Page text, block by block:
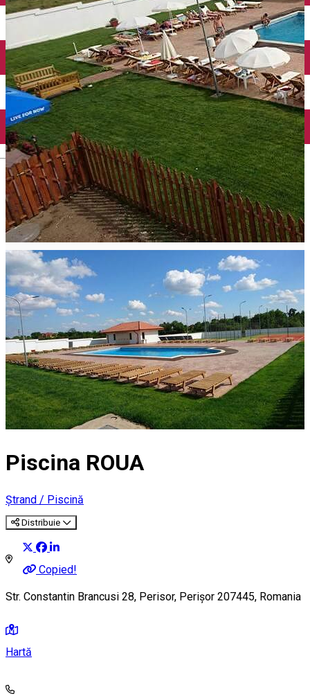
English
Închirieri auto
Închirieri biciclete
Taxi
Încărcare vehicule electrice
Piscina ROUA
Ștrand / Piscină
Distribuie
Copied!
Str. Constantin Brancusi 28, Perisor, Perișor 207445, Romania
Hartă